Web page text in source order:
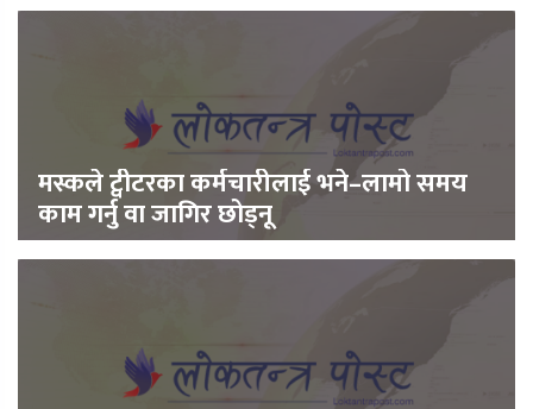
मस्कले ट्वीटरका कर्मचारीलाई भने–लामो समय
काम गर्नु वा जागिर छोड्नू